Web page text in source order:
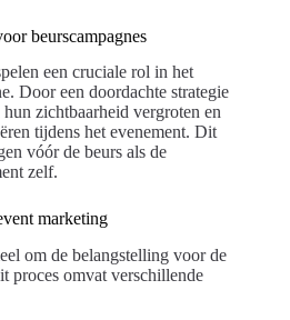
beurscampagnes
een cruciale rol in het
Door een doordachte strategie
zichtbaarheid vergroten en
tijdens het evenement. Dit
vóór de beurs als de
zelf.
marketing
om de belangstelling voor de
proces omvat verschillende